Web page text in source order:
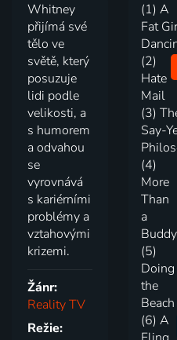
Whitney
přijímá své
tělo ve
světě, který
posuzuje
lidi podle
velikosti, a
s humorem
a odvahou
se
vyrovnává
s kariérními
problémy a
vztahovými
krizemi.
Žánr:
Reality TV
Režie:
(1) A
Fat
(2)
Hate
Mail
(3)
Say-
(4)
More
Than
a
Buddy
(5)
Doing
the
Beach
(6) A